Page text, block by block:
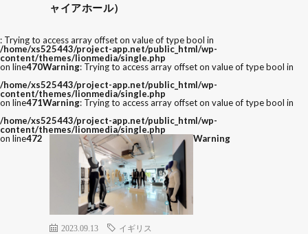
ャイアホール）
: Trying to access array offset on value of type bool in
/home/xs525443/project-app.net/public_html/wp-
content/themes/lionmedia/single.php
on line470Warning: Trying to access array offset on value of type bool in
/home/xs525443/project-app.net/public_html/wp-
content/themes/lionmedia/single.php
on line471Warning: Trying to access array offset on value of type bool in
/home/xs525443/project-app.net/public_html/wp-
content/themes/lionmedia/single.php
on line472
2023.09.13 イギリス
Warning